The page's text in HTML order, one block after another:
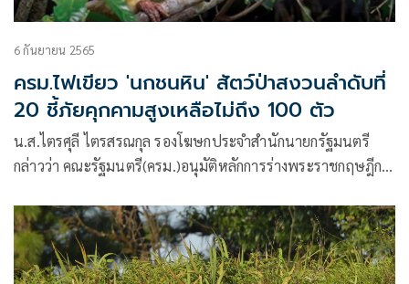
6 กันยายน 2565
ครม.ไฟเขียว 'นกชนหิน' สัตว์ป่าสงวนลำดับที่
20 ชี้ภัยคุกคามสูงเหลือไม่ถึง 100 ตัว
น.ส.ไตรศุลี ไตรสรณกุล รองโฆษกประจำสำนักนายกรัฐมนตรี
กล่าวว่า คณะรัฐมนตรี(ครม.)อนุมัติหลักการร่างพระราชกฤษฎีกา
ชนหิน (Rhinoplex Vigil) โดยจะเป็นสัตว์ป่าสงวนลำดับที่ 20